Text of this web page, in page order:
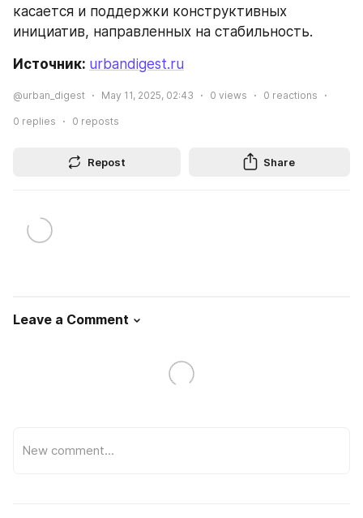
касается и поддержки конструктивных
инициатив, направленных на стабильность.
Источник: urbandigest.ru
@urban_digest May 11, 2025, 02:43 0 views 0 reactions
0 replies 0 reposts
Repost Share
Leave a Comment